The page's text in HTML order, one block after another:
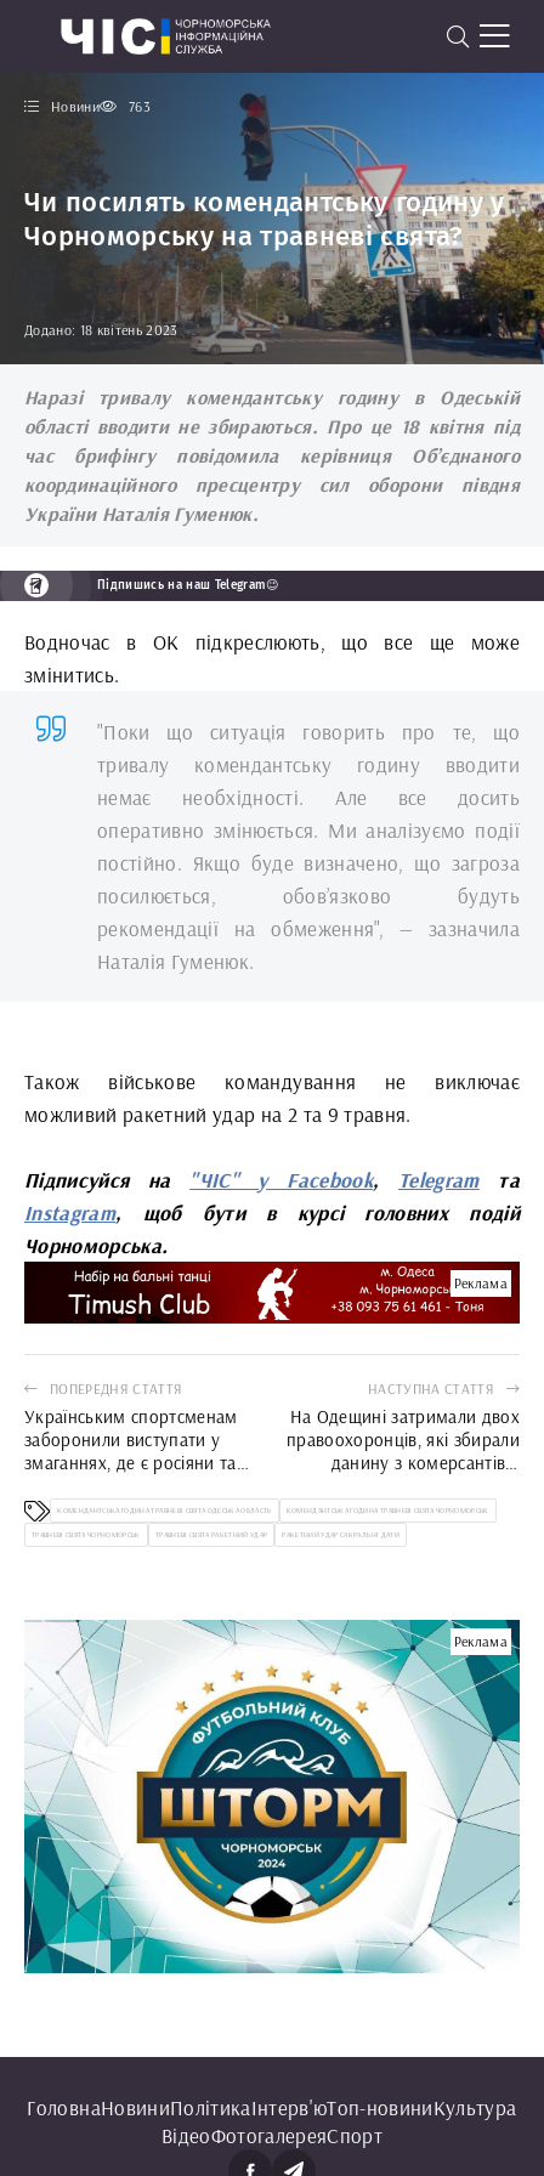
Новини 763
Чи посилять комендантську годину у
Чорноморську на травневі свята?
Додано: 18 квітень 2023
Наразі тривалу комендантську годину в Одеській
області вводити не збираються. Про це 18 квітня під
час брифінгу повідомила керівниця Об’єднаного
координаційного пресцентру сил оборони півдня
України Наталія Гуменюк.
Підпишись на наш Telegram😉
Водночас в ОК підкреслюють, що все ще може
змінитись.
"Поки що ситуація говорить про те, що
тривалу комендантську годину вводити
немає необхідності. Але все досить
оперативно змінюється. Ми аналізуємо події
постійно. Якщо буде визначено, що загроза
посилюється, обов’язково будуть
рекомендації на обмеження", — зазначила
Наталія Гуменюк.
Також військове командування не виключає
можливий ракетний удар на 2 та 9 травня.
Підписуйся на "ЧІС" у Facebook, Telegram
та
Instagram, щоб бути в курсі головних подій
Чорноморська.
Реклама
ПОПЕРЕДНЯ СТАТТЯ
Українським спортсменам
заборонили виступати у
змаганнях, де є росіяни та
НАСТУПНА СТАТТЯ
На Одещині затримали двох
правоохоронців, які збирали
данину з комерсантів у
КОМЕНДАНТСЬКА ГОДИНА ТРАВНЕВІ СВЯТА ОДЕСЬКА ОБЛАСТЬ КОМЕНДАНТСЬКА ГОДИНА ТРАВНЕВІ СВЯТА ЧОРНОМОРСЬК
ТРАВНЕВІ СВЯТА ЧОРНОМОРСЬК ТРАВНЕВІ СВЯТА РАКЕТНИЙ УДАР РАКЕТНИЙ УДАР САКРАЛЬНІ ДАТИ
Реклама
ГоловнаНовиниПолітикаІнтерв'юТоп-новиниКультура
ВідеоФотогалереяСпорт